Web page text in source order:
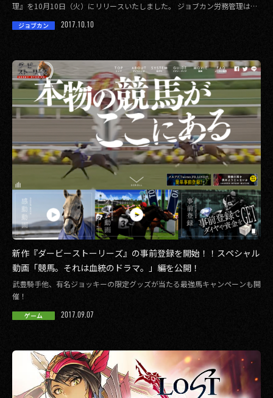
理』を10月10日（火）にリリースいたしました。 ジョブカン労務管理は、
ジョブカン 2017.10.10
新作『ダービーストーリーズ』の事前登録を開始！！スペシャル
動画「競馬。それは血統のドラマ。」編を公開！
武豊騎手他、有名ジョッキーの限定グッズが当たる最強馬キャンペーンも開
催！
ゲーム 2017.09.07